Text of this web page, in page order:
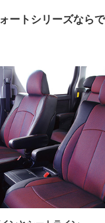
ートシリーズなら